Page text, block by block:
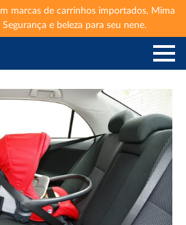
marcas de carrinhos importados, Mima
e beleza para seu nene.